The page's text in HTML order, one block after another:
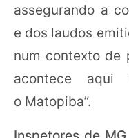
assegurando a
e dos laudos
num contexto de
acontece
o Matopiba”.